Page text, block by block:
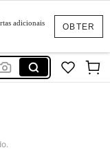
OBTER
adicionais